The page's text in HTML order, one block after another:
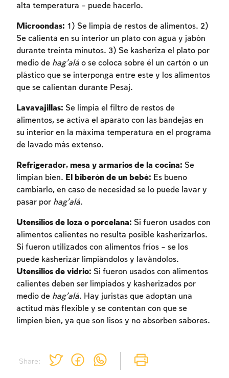
Share:
alta temperatura – puede hacerlo.
Microondas: 1) Se limpia de restos de alimentos. 2)
Se calienta en su interior un plato con agua y jabón
durante treinta minutos. 3) Se kasheriza el plato por
medio de hag’alá o se coloca sobre él un cartón o un
plástico que se interponga entre este y los alimentos
que se calientan durante Pesaj.
Lavavajillas: Se limpia el filtro de restos de
alimentos, se activa el aparato con las bandejas en
su interior en la máxima temperatura en el programa
de lavado más extenso.
Refrigerador, mesa y armarios de la cocina: Se
limpian bien. El biberón de un bebé: Es bueno
cambiarlo, en caso de necesidad se lo puede lavar y
pasar por hag’alá.
Utensilios de loza o porcelana: Si fueron usados con
alimentos calientes no resulta posible kasherizarlos.
Si fueron utilizados con alimentos fríos – se los
puede kasherizar limpiándolos y lavándolos.
Utensilios de vidrio: Si fueron usados con alimentos
calientes deben ser limpiados y kasherizados por
medio de hag’alá. Hay juristas que adoptan una
actitud más flexible y se contentan con que se
limpien bien, ya que son lisos y no absorben sabores.
Inscripcion requerida
Para marcar lo estudiado debe conectarse
a su cuenta o inscribirse.
Inscripcion